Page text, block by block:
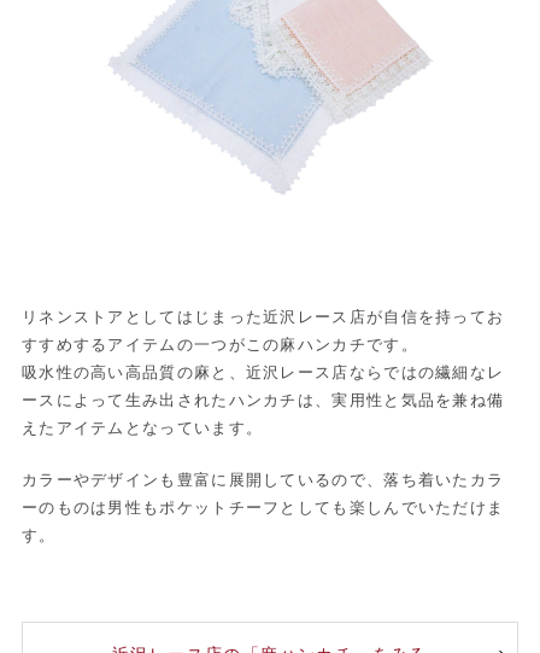
リネンストアとしてはじまった近沢レース店が自信を持ってお
すすめするアイテムの一つがこの麻ハンカチです。
吸水性の高い高品質の麻と、近沢レース店ならではの繊細なレ
ースによって生み出されたハンカチは、実用性と気品を兼ね備
えたアイテムとなっています。
カラーやデザインも豊富に展開しているので、落ち着いたカラ
ーのものは男性もポケットチーフとしても楽しんでいただけま
す。